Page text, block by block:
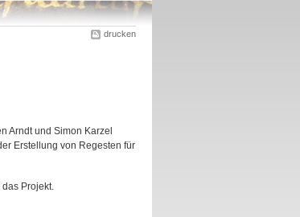
drucken
Arndt und Simon Karzel
Erstellung von Regesten für
Projekt.